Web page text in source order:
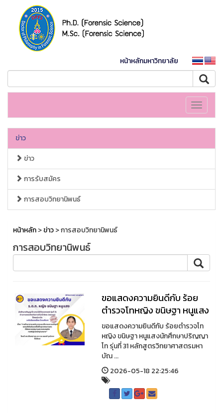
หน้าหลักมหาวิทยาลัย
Toggle
ข่าว
ข่าว
การรับสมัคร
การสอบวิทยานิพนธ์
หน้าหลัก>ข่าว> การสอบวิทยานิพนธ์
การสอบวิทยานิพนธ์
ขอแสดงความยินดีกับ ร้อย
ตำรวจโทหญิง ขนิษฐา หนูแสง
ขอแสดงความยินดีกับ ร้อยตำรวจโท
หญิง ขนิษฐา หนูแสงนักศึกษาปริญญา
โท รุ่นที่ 31 หลักสูตรวิทยาศาสตรมหา
บัณ ...
2026-05-18 22:25:46